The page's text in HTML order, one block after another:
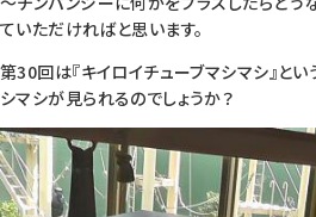
ていただければと思います。
第30回は『キイロイチューブマシマシ』とい
シマシが見られるのでしょうか？